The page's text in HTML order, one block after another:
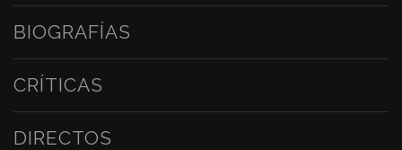
BIOGRAFÍAS
CRÍTICAS
DIRECTOS